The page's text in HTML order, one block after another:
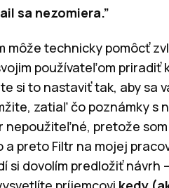
sa nezomiera.”
môže technicky pomôcť
používateľom priradiť
si to nastaviť tak, aby sa
zatiaľ čo poznámky s
pretože
preto Filtr na mojej
dovolím predložiť návrh